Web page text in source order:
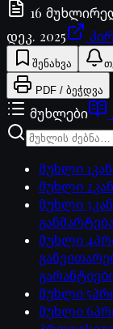
16 მუხლი
დეკ. 2025
შენახვა
PDF / ბეჭდვა
მუხლები
მუხლი 1
მუხლი 2
მუხლი3
მუხლი 4
მუხლი 5
მუხლი 6